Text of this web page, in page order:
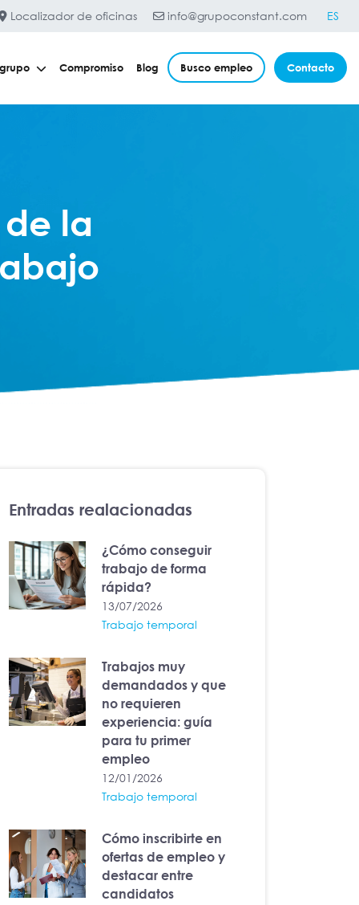
Localizador de oficinas info@grupoconstant.com ES
Compromiso Blog Busco empleo Contacto
la
Entradas realacionadas
¿Cómo conseguir
trabajo de forma
rápida?
13/07/2026
Trabajo temporal
Trabajos muy
demandados y que
no requieren
experiencia: guía
para tu primer
empleo
12/01/2026
Trabajo temporal
Cómo inscribirte en
ofertas de empleo y
destacar entre
candidatos